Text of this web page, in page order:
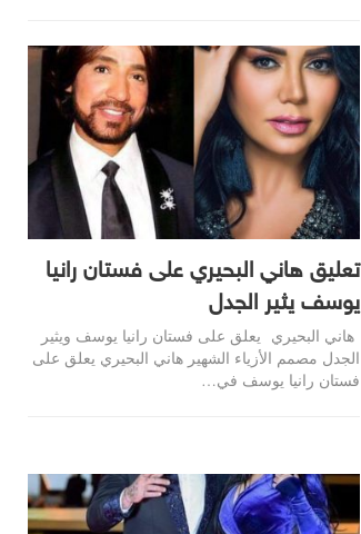
تعليق هاني البحيري على فستان رانيا
يوسف يثير الجدل
هاني البحيري يعلق على فستان رانيا يوسف ويثير
الجدل مصمم الأزياء الشهير هاني البحيري يعلق على
فستان رانيا يوسف في…